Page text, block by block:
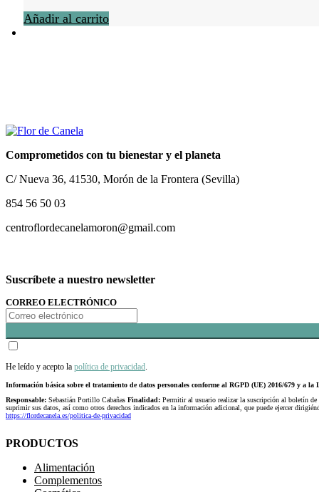
Añadir al carrito
Comprometidos con tu bienestar y el planeta
C/ Nueva 36, 41530, Morón de la Frontera (Sevilla)
854 56 50 03
centroflordecanelamoron@gmail.com
Suscríbete a nuestro newsletter
CORREO ELECTRÓNICO
He leído y acepto la política de privacidad.
Información básica sobre el tratamiento de datos personales conforme al RGPD (UE) 2016/679 y a la
Responsable: Sebastián Portillo Cabañas Finalidad: Permitir al usuario realizar la suscripción al boletín
suprimir sus datos, así como otros derechos indicados en la información adicional, que puede ejercer
https://flordecanela.es/politica-de-privacidad
PRODUCTOS
Alimentación
Complementos